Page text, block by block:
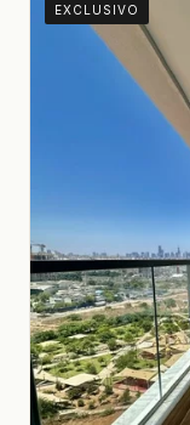
EXCLUSIVO